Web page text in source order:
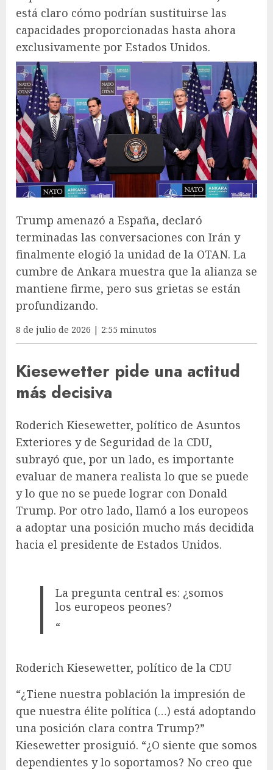
está claro cómo podrían sustituirse las
capacidades proporcionadas hasta ahora
exclusivamente por Estados Unidos.
Trump amenazó a España, declaró
terminadas las conversaciones con Irán y
finalmente elogió la unidad de la OTAN. La
cumbre de Ankara muestra que la alianza se
mantiene firme, pero sus grietas se están
profundizando.
8 de julio de 2026 | 2:55 minutos
Kiesewetter pide una actitud
más decisiva
Roderich Kiesewetter, político de Asuntos
Exteriores y de Seguridad de la CDU,
subrayó que, por un lado, es importante
evaluar de manera realista lo que se puede
y lo que no se puede lograr con Donald
Trump. Por otro lado, llamó a los europeos
a adoptar una posición mucho más decidida
hacia el presidente de Estados Unidos.
La pregunta central es: ¿somos
los europeos peones?
“
Roderich Kiesewetter, político de la CDU
“¿Tiene nuestra población la impresión de
que nuestra élite política (…) está adoptando
una posición clara contra Trump?”
Kiesewetter prosiguió. “¿O siente que somos
dependientes y lo soportamos? No creo que